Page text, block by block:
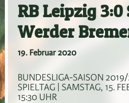
RB Leipzig 3:0
Werder
19. Februar 2020
BUNDESLIGA-SAISON
SPIELTAG | SAMSTAG, 15.
15:30 UHR